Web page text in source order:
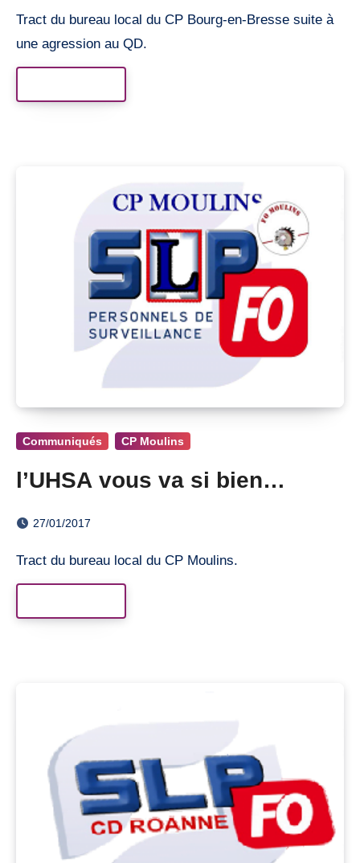
Tract du bureau local du CP Bourg-en-Bresse suite à
une agression au QD.
Communiqués CP Moulins
l’UHSA vous va si bien…
27/01/2017
Tract du bureau local du CP Moulins.